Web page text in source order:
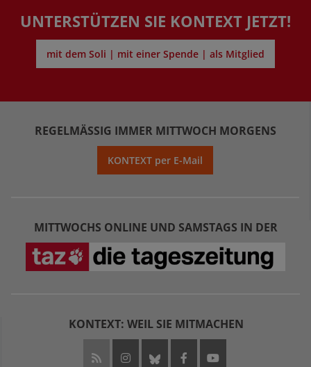
UNTERSTÜTZEN SIE KONTEXT JETZT!
mit dem Soli | mit einer Spende | als Mitglied
REGELMÄSSIG IMMER MITTWOCH MORGENS
KONTEXT per E-Mail
MITTWOCHS ONLINE UND SAMSTAGS IN DER
KONTEXT: WEIL SIE MITMACHEN